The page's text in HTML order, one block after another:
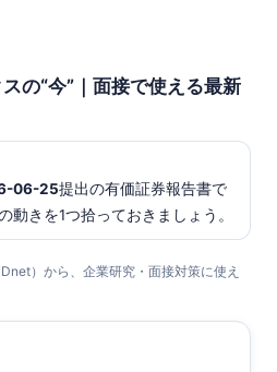
の“今”｜面接で使える最新
06-25提出の有価証券報告書で
動きを1つ拾っておきましょう。
）から、企業研究・面接対策に使え